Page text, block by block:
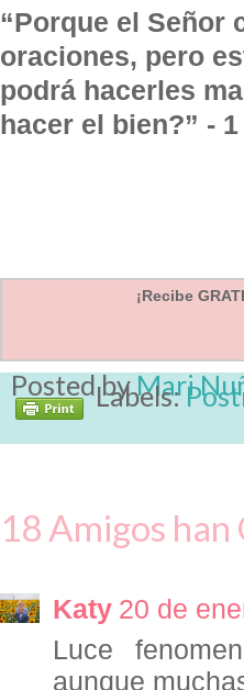
“Porque el Señor
oraciones, pero
podrá hacerles
hacer el bien?” -
¡Recibe
Posted byMari
Labels:
18 Amigos han
Katy 20 de
Luce
aunque